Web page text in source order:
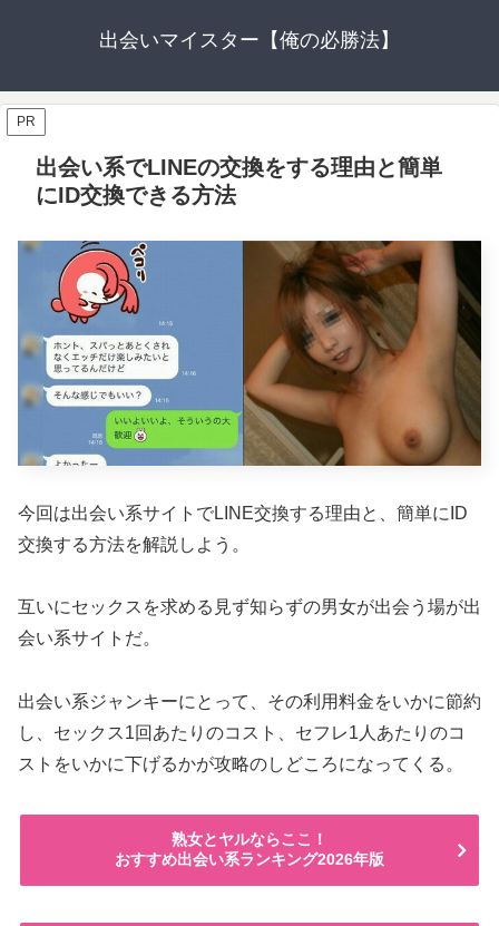
出会いマイスター【俺の必勝法】
PR
出会い系でLINEの交換をする理由と簡単
にID交換できる方法
今回は出会い系サイトでLINE交換する理由と、簡単にID
交換する方法を解説しよう。
互いにセックスを求める見ず知らずの男女が出会う場が出
会い系サイトだ。
出会い系ジャンキーにとって、その利用料金をいかに節約
し、セックス1回あたりのコスト、セフレ1人あたりのコ
ストをいかに下げるかが攻略のしどころになってくる。
熟女とヤルならここ！
おすすめ出会い系ランキング2026年版